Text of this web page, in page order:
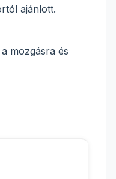
ajánlott.
mozgásra és